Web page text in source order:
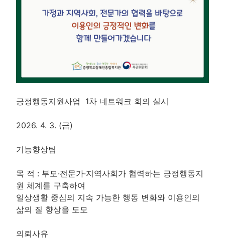
긍정행동지원사업 1차 네트워크 회의 실시
2026. 4. 3. (금)
기능향상팀
목 적 : 부모·전문가·지역사회가 협력하는 긍정행동지
원 체계를 구축하여
일상생활 중심의 지속 가능한 행동 변화와 이용인의
삶의 질 향상을 도모
의뢰사유